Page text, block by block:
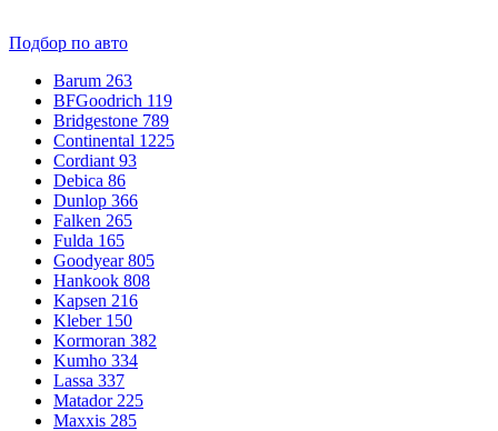
Подбор по авто
Barum 263
BFGoodrich 119
Bridgestone 789
Continental 1225
Cordiant 93
Debica 86
Dunlop 366
Falken 265
Fulda 165
Goodyear 805
Hankook 808
Kapsen 216
Kleber 150
Kormoran 382
Kumho 334
Lassa 337
Matador 225
Maxxis 285